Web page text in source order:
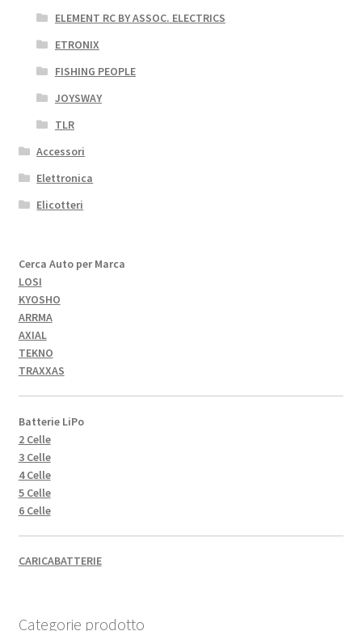
ELEMENT RC BY ASSOC. ELECTRICS
ETRONIX
FISHING PEOPLE
JOYSWAY
TLR
Accessori
Elettronica
Elicotteri
Cerca Auto per Marca
LOSI
KYOSHO
ARRMA
AXIAL
TEKNO
TRAXXAS
Batterie LiPo
2 Celle
3 Celle
4 Celle
5 Celle
6 Celle
CARICABATTERIE
Categorie prodotto